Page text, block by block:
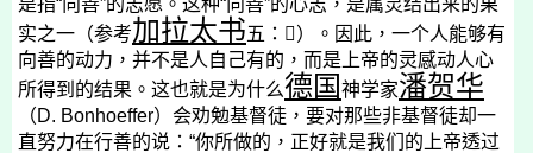
是指“向善”的志愿。这种“向善”的心志，是属灵结出来的果
实之一（参考加拉太书五： ）。因此，一个人能够有
向善的动力，并不是人自己有的，而是上帝的灵感动人心
所得到的结果。这也就是为什么德国 神学家潘贺华
（D. Bonhoeffer）会劝勉基督徒，要对那些非基督徒却一
直努力在行善的说：“你所做的，正好就是我们的上帝透过